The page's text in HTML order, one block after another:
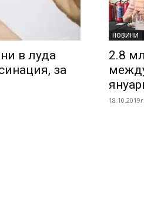
в луда
за
НОВИНИ
2.8